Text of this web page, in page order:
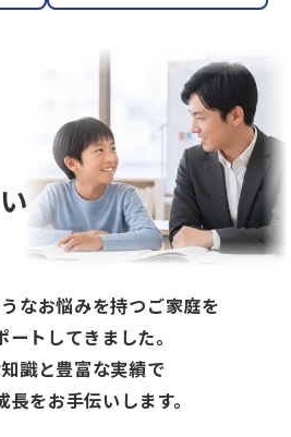
なお悩みを持つご家庭を
トしてきました。
識と豊富な実績で
長をお手伝いします。